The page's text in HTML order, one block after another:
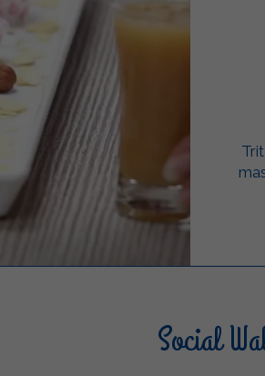
Social